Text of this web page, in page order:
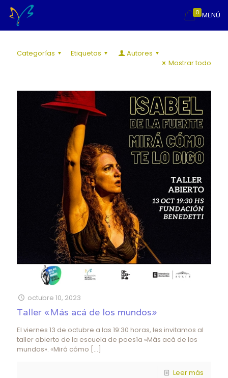
MENÚ
0
Categorías Etiquetas
Autores
Mostrar todo
octubre 10, 2023
Taller «Más acá de los mundos»
El viernes 13 de octubre a las 19:30 horas, les invitamos al
taller abierto de la escuela de poesía «Más acá de los
mundos». «Mirá cómo […]
Leer más